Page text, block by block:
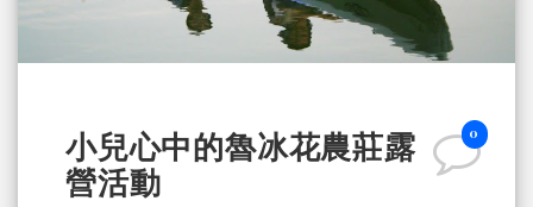
0
小兒心中的魯冰花農莊露
營活動